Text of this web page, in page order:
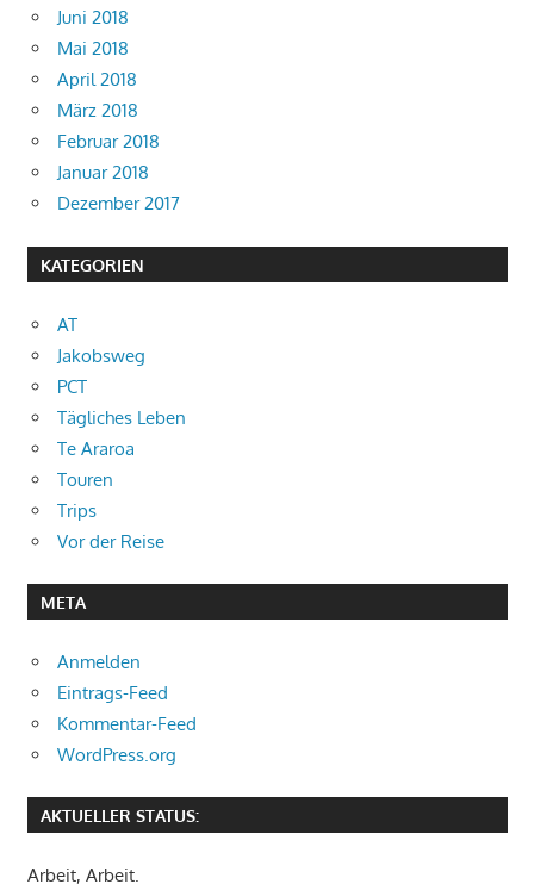
Juni 2018
Mai 2018
April 2018
März 2018
Februar 2018
Januar 2018
Dezember 2017
KATEGORIEN
AT
Jakobsweg
PCT
Tägliches Leben
Te Araroa
Touren
Trips
Vor der Reise
META
Anmelden
Eintrags-Feed
Kommentar-Feed
WordPress.org
AKTUELLER STATUS:
Arbeit, Arbeit.